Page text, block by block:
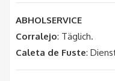
ABHOLSERVICE
Corralejo: Täglich.
Caleta de Fuste: